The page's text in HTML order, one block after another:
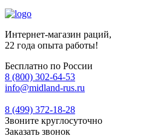
Интернет-магазин раций,
22 года опыта работы!
Бесплатно по России
8 (800) 302-64-53
info@midland-rus.ru
8 (499) 372-18-28
Звоните круглосуточно
Заказать звонок